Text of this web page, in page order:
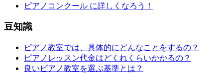
ピアノコンクール に詳しくなろう！
豆知識
ピアノ教室では、具体的にどんなことをするの？
ピアノレッスン代金はどくれくらいかかるの？
良いピアノ教室を選ぶ基準とは？